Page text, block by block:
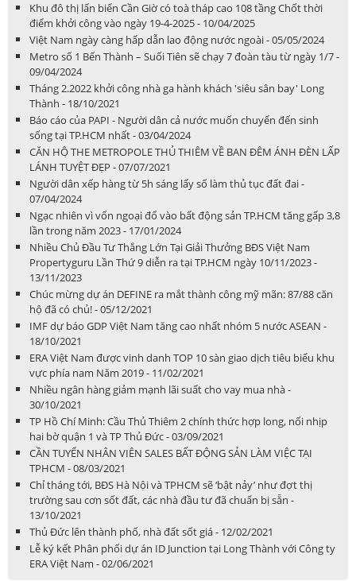
Khu đô thị lấn biển Cần Giờ có toà tháp cao 108 tầng Chốt thời
điểm khởi công vào ngày 19-4-2025 - 10/04/2025
Việt Nam ngày càng hấp dẫn lao động nước ngoài - 05/05/2024
Metro số 1 Bến Thành – Suối Tiên sẽ chạy 7 đoàn tàu từ ngày 1/7 -
09/04/2024
Tháng 2.2022 khởi công nhà ga hành khách 'siêu sân bay' Long
Thành - 18/10/2021
Báo cáo của PAPI - Người dân cả nước muốn chuyển đến sinh
sống tại TP.HCM nhất - 03/04/2024
CĂN HỘ THE METROPOLE THỦ THIÊM VỀ BAN ĐÊM ÁNH ĐÈN LẤP
LÁNH TUYỆT ĐẸP - 07/07/2021
Người dân xếp hàng từ 5h sáng lấy số làm thủ tục đất đai -
07/04/2024
Ngạc nhiên vì vốn ngoại đổ vào bất động sản TP.HCM tăng gấp 3,8
lần trong năm 2023 - 17/01/2024
Nhiều Chủ Đầu Tư Thắng Lớn Tại Giải Thưởng BĐS Việt Nam
Propertyguru Lần Thứ 9 diễn ra tại TP.HCM ngày 10/11/2023 -
13/11/2023
Chúc mừng dự án DEFINE ra mắt thành công mỹ mãn: 87/88 căn
hộ đã có chủ! - 05/12/2021
IMF dự báo GDP Việt Nam tăng cao nhất nhóm 5 nước ASEAN -
18/10/2021
ERA Việt Nam được vinh danh TOP 10 sàn giao dịch tiêu biểu khu
vực phía nam Năm 2019 - 11/02/2021
Nhiều ngân hàng giảm mạnh lãi suất cho vay mua nhà -
30/10/2021
TP Hồ Chí Minh: Cầu Thủ Thiêm 2 chính thức hợp long, nối nhịp
hai bờ quận 1 và TP Thủ Đức - 03/09/2021
CẦN TUYỂN NHÂN VIÊN SALES BẤT ĐỘNG SẢN LÀM VIỆC TẠI
TPHCM - 08/03/2021
Chỉ tháng tới, BĐS Hà Nội và TPHCM sẽ ‘bật nảy’ như đợt thị
trường sau cơn sốt đất, các nhà đầu tư đã chuẩn bị sẵn -
13/10/2021
Thủ Đức lên thành phố, nhà đất sốt giá - 12/02/2021
Lễ ký kết Phân phối dự án ID Junction tại Long Thành với Công ty
ERA Việt Nam - 02/06/2021